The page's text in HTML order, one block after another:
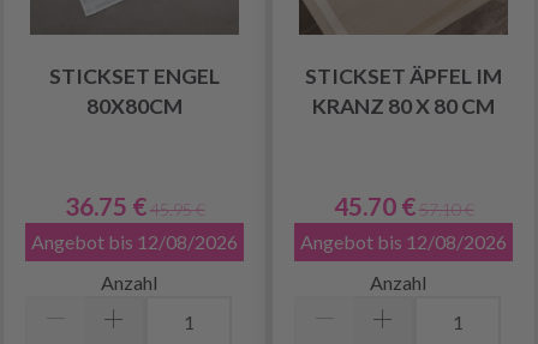
STICKSET ENGEL
80X80CM
36.75 € 45.95 €
Angebot bis 12/08/2026
Anzahl
STICKSET ÄPFEL IM
KRANZ 80 X 80 CM
45.70 € 57.10 €
Angebot bis 12/08/2026
Anzahl